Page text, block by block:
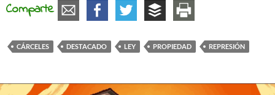
Comparte
CÁRCELES DESTACADO LEY PROPIEDAD REPRESIÓN